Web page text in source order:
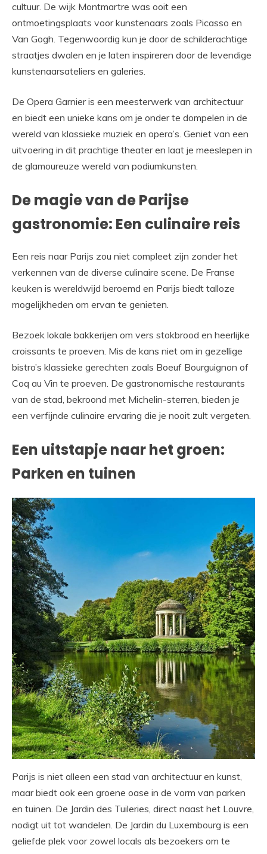
cultuur. De wijk Montmartre was ooit een
ontmoetingsplaats voor kunstenaars zoals Picasso en
Van Gogh. Tegenwoordig kun je door de schilderachtige
straatjes dwalen en je laten inspireren door de levendige
kunstenaarsateliers en galeries.
De Opera Garnier is een meesterwerk van architectuur
en biedt een unieke kans om je onder te dompelen in de
wereld van klassieke muziek en opera’s. Geniet van een
uitvoering in dit prachtige theater en laat je meeslepen in
de glamoureuze wereld van podiumkunsten.
De magie van de Parijse
gastronomie: Een culinaire reis
Een reis naar Parijs zou niet compleet zijn zonder het
verkennen van de diverse culinaire scene. De Franse
keuken is wereldwijd beroemd en Parijs biedt talloze
mogelijkheden om ervan te genieten.
Bezoek lokale bakkerijen om vers stokbrood en heerlijke
croissants te proeven. Mis de kans niet om in gezellige
bistro’s klassieke gerechten zoals Boeuf Bourguignon of
Coq au Vin te proeven. De gastronomische restaurants
van de stad, bekroond met Michelin-sterren, bieden je
een verfijnde culinaire ervaring die je nooit zult vergeten.
Een uitstapje naar het groen:
Parken en tuinen
Parijs is niet alleen een stad van architectuur en kunst,
maar biedt ook een groene oase in de vorm van parken
en tuinen. De Jardin des Tuileries, direct naast het Louvre,
nodigt uit tot wandelen. De Jardin du Luxembourg is een
geliefde plek voor zowel locals als bezoekers om te